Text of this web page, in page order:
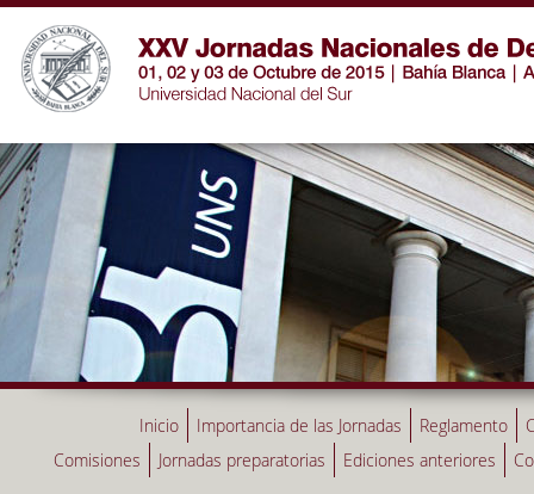
Inicio Importancia de las Jornadas Reglamento
Comisiones
Jornadas preparatorias Ediciones anteriores